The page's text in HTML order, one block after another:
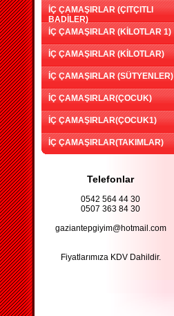
İÇ ÇAMAŞIRLAR (ÇITÇITLI
BADİLER)
İÇ ÇAMAŞIRLAR (KİLOTLAR 1)
İÇ ÇAMAŞIRLAR (KİLOTLAR)
İÇ ÇAMAŞIRLAR (SÜTYENLER)
İÇ ÇAMAŞIRLAR(ÇOCUK)
İÇ ÇAMAŞIRLAR(ÇOCUK1)
İÇ ÇAMAŞIRLAR(TAKIMLAR)
Telefonlar
0542 564 44 30
0507 363 84 30
gaziantepgiyim@hotmail.com
Fiyatlarımıza KDV Dahildir.